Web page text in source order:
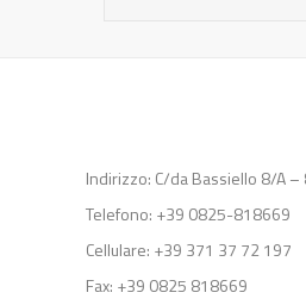
Indirizzo: C/da Bassiello 8/A
Telefono: +39 0825-818669
Cellulare: +39 371 37 72 197
Fax: +39 0825 818669